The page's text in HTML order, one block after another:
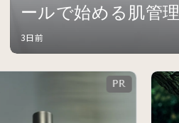
ールで始める肌管理
3日前